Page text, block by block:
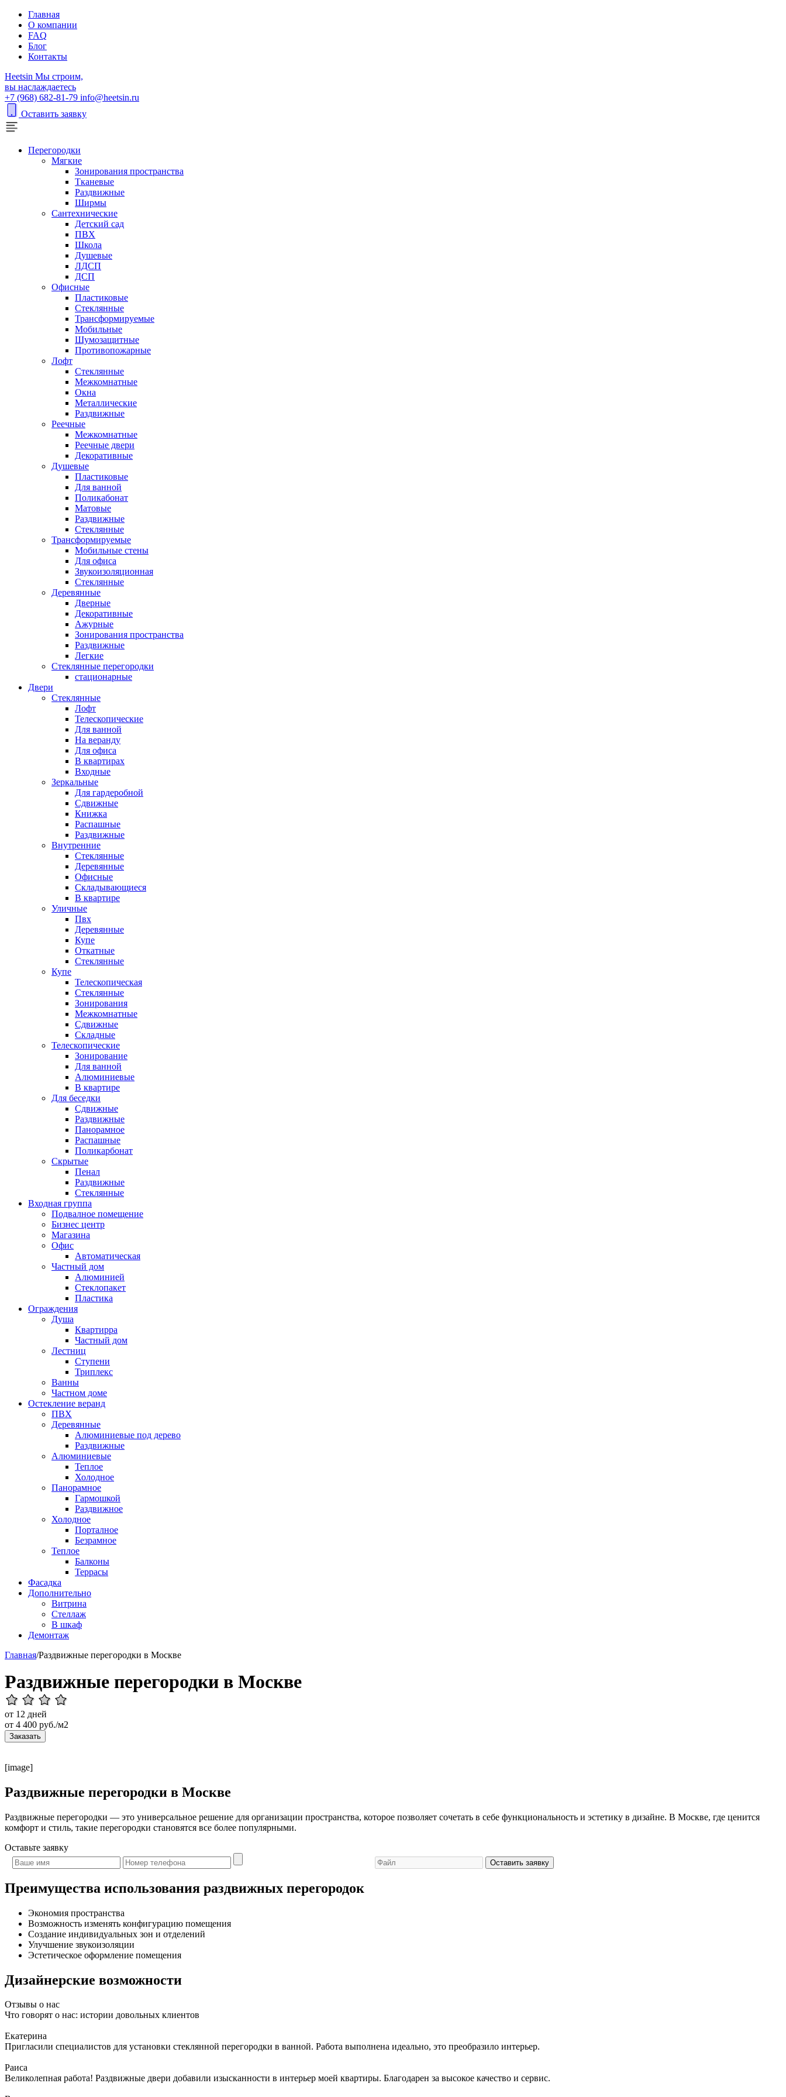
Главная
О компании
FAQ
Блог
Контакты
Heetsin Мы строим,
вы наслаждаетесь
+7 (968) 682-81-79 info@heetsin.ru
Оставить заявку
Перегородки
Мягкие
Зонирования пространства
Тканевые
Раздвижные
Ширмы
Сантехнические
Детский сад
ПВХ
Школа
Душевые
ЛДСП
ДСП
Офисные
Пластиковые
Стеклянные
Трансформируемые
Мобильные
Шумозащитные
Противопожарные
Лофт
Стеклянные
Межкомнатные
Окна
Металлические
Раздвижные
Реечные
Межкомнатные
Реечные двери
Декоративные
Душевые
Пластиковые
Для ванной
Поликабонат
Матовые
Раздвижные
Стеклянные
Трансформируемые
Мобильные стены
Для офиса
Звукоизоляционная
Стеклянные
Деревянные
Дверные
Декоративные
Ажурные
Зонирования пространства
Раздвижные
Легкие
Стеклянные перегородки
стационарные
Двери
Стеклянные
Лофт
Телескопические
Для ванной
На веранду
Для офиса
В квартирах
Входные
Зеркальные
Для гардеробной
Сдвижные
Книжка
Распашные
Раздвижные
Внутренние
Стеклянные
Деревянные
Офисные
Складывающиеся
В квартире
Уличные
Пвх
Деревянные
Купе
Откатные
Стеклянные
Купе
Телескопическая
Стеклянные
Зонирования
Межкомнатные
Сдвижные
Складные
Телескопические
Зонирование
Для ванной
Алюминиевые
В квартире
Для беседки
Сдвижные
Раздвижные
Панорамное
Распашные
Поликарбонат
Скрытые
Пенал
Раздвижные
Стеклянные
Входная группа
Подвалное помещение
Бизнес центр
Магазина
Офис
Автоматическая
Частный дом
Алюминией
Стеклопакет
Пластика
Ограждения
Душа
Квартирра
Частный дом
Лестниц
Ступени
Триплекс
Ванны
Частном доме
Остекление веранд
ПВХ
Деревянные
Алюминиевые под дерево
Раздвижные
Алюминиевые
Теплое
Холодное
Панорамное
Гармошкой
Раздвижное
Холодное
Порталное
Безрамное
Теплое
Балконы
Террасы
Фасадка
Дополнительно
Витрина
Стеллаж
В шкаф
Демонтаж
Главная/Раздвижные перегородки в Москве
Раздвижные перегородки в Москве
от 12 дней
от 4 400 руб./м2
Заказать
[image]
Раздвижные перегородки в Москве
Раздвижные перегородки — это универсальное решение для организации пространства, которое позволяет сочетать в себе функциональность и эстетику в дизайне. В Москве, где ценится
комфорт и стиль, такие перегородки становятся все более популярными.
Оставьте заявку
Оставить заявку
Преимущества использования раздвижных перегородок
Экономия пространства
Возможность изменять конфигурацию помещения
Создание индивидуальных зон и отделений
Улучшение звукоизоляции
Эстетическое оформление помещения
Дизайнерские возможности
Отзывы о нас
Что говорят о нас: истории довольных клиентов
Екатерина
Пригласили специалистов для установки стеклянной перегородки в ванной. Работа выполнена идеально, это преобразило интерьер.
Раиса
Великолепная работа! Раздвижные двери добавили изысканности в интерьер моей квартиры. Благодарен за высокое качество и сервис.